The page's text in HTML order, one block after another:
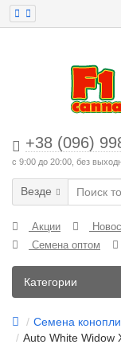
+38 (096)
с 9:00 до 20:00, без
Везде
Акции
Семена оптом
Категории
Семена конопли
Auto White Widow